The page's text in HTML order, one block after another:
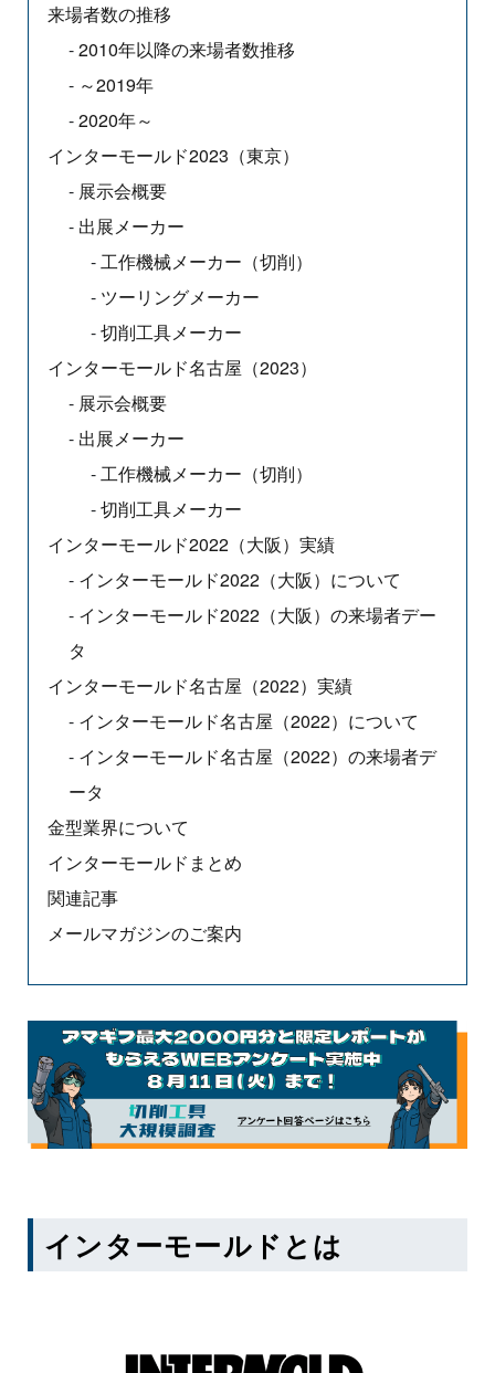
来場者数の推移
2010年以降の来場者数推移
～2019年
2020年～
インターモールド2023（東京）
展示会概要
出展メーカー
工作機械メーカー（切削）
ツーリングメーカー
切削工具メーカー
インターモールド名古屋（2023）
展示会概要
出展メーカー
工作機械メーカー（切削）
切削工具メーカー
インターモールド2022（大阪）実績
インターモールド2022（大阪）について
インターモールド2022（大阪）の来場者デー
タ
インターモールド名古屋（2022）実績
インターモールド名古屋（2022）について
インターモールド名古屋（2022）の来場者デ
ータ
金型業界について
インターモールドまとめ
関連記事
メールマガジンのご案内
インターモールド とは